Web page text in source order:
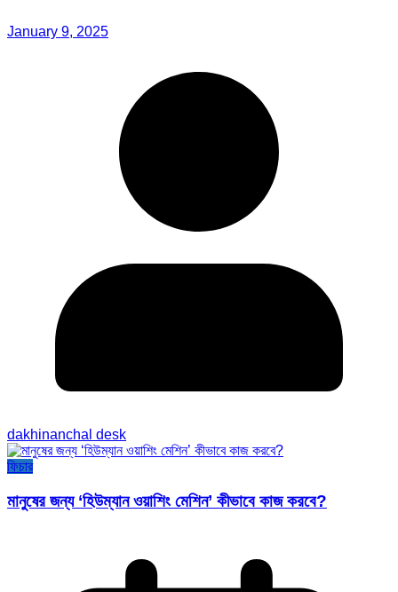
January 9, 2025
dakhinanchal desk
ফিচার
মানুষের জন্য ‘হিউম্যান ওয়াশিং মেশিন’ কীভাবে কাজ করবে?